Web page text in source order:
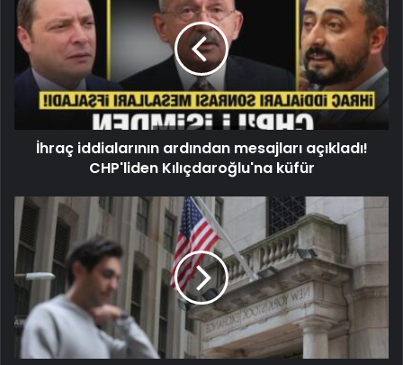
İhraç iddialarının ardından mesajları açıkladı!
CHP'liden Kılıçdaroğlu'na küfür